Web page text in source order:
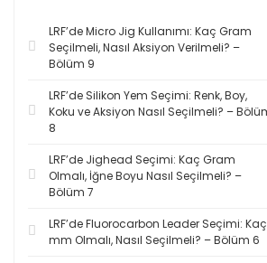
LRF’de Micro Jig Kullanımı: Kaç Gram
Seçilmeli, Nasıl Aksiyon Verilmeli? –
Bölüm 9
LRF’de Silikon Yem Seçimi: Renk, Boy,
Koku ve Aksiyon Nasıl Seçilmeli? –
8
LRF’de Jighead Seçimi: Kaç Gram
Olmalı, İğne Boyu Nasıl Seçilmeli? –
Bölüm 7
LRF’de Fluorocarbon Leader Seçimi: Kaç
mm Olmalı, Nasıl Seçilmeli? – Bölüm 6